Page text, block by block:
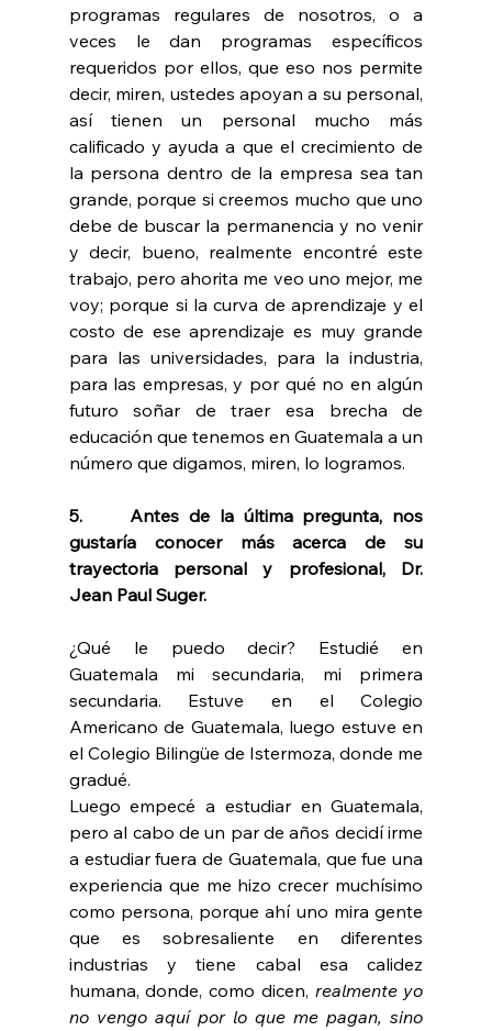
programas regulares de nosotros, o a
veces le dan programas específicos
requeridos por ellos, que eso nos permite
decir, miren, ustedes apoyan a su personal,
así tienen un personal mucho más
calificado y ayuda a que el crecimiento de
la persona dentro de la empresa sea tan
grande, porque si creemos mucho que uno
debe de buscar la permanencia y no venir
y decir, bueno, realmente encontré este
trabajo, pero ahorita me veo uno mejor, me
voy; porque si la curva de aprendizaje y el
costo de ese aprendizaje es muy grande
para las universidades, para la industria,
para las empresas, y por qué no en algún
futuro soñar de traer esa brecha de
educación que tenemos en Guatemala a un
número que digamos, miren, lo logramos.
5.     Antes de la última pregunta, nos
gustaría conocer más acerca de su
trayectoria personal y profesional, Dr.
Jean Paul Suger.
¿Qué le puedo decir? Estudié en
Guatemala mi secundaria, mi primera
secundaria. Estuve en el Colegio
Americano de Guatemala, luego estuve en
el Colegio Bilingüe de Istermoza, donde me
gradué.
Luego empecé a estudiar en Guatemala,
pero al cabo de un par de años decidí irme
a estudiar fuera de Guatemala, que fue una
experiencia que me hizo crecer muchísimo
como persona, porque ahí uno mira gente
que es sobresaliente en diferentes
industrias y tiene cabal esa calidez
humana, donde, como dicen, realmente yo
no vengo aquí por lo que me pagan, sino